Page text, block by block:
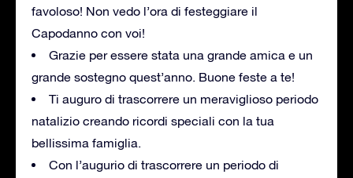
favoloso! Non vedo l’ora di festeggiare il
Capodanno con voi!
Grazie per essere stata una grande amica e un
grande sostegno quest’anno. Buone feste a te!
Ti auguro di trascorrere un meraviglioso periodo
natalizio creando ricordi speciali con la tua
bellissima famiglia.
Con l’augurio di trascorrere un periodo di